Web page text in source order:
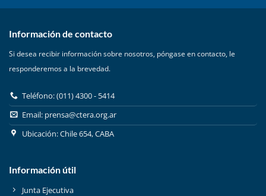
Información de contacto
Si desea recibir información sobre nosotros, póngase en contacto, le
responderemos a la brevedad.
Teléfono: (011) 4300 - 5414
Email: prensa@ctera.org.ar
Ubicación: Chile 654, CABA
Información útil
Junta Ejecutiva